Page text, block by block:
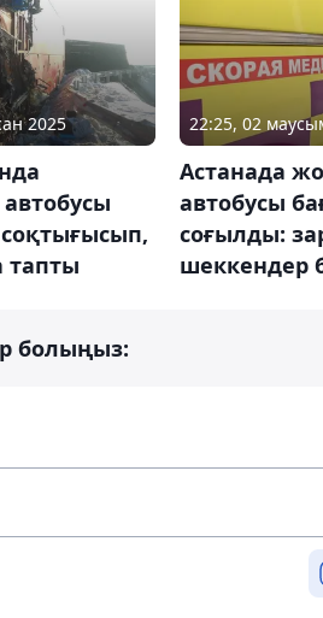
2025
тапты
22:25, 02
Астанада
автобусы
соғылды:
шеккендер
болыңыз: